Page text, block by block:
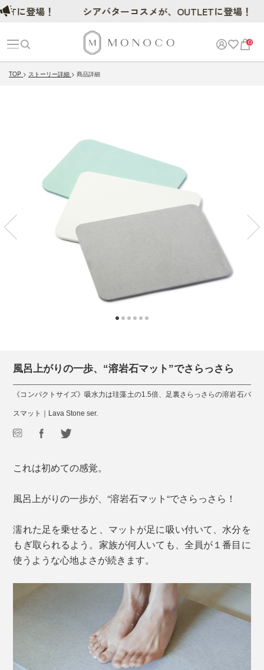
0
TOP ストーリー詳細 商品詳細
風呂上がりの一歩、“溶岩石マット”でさらっさら
《コンパクトサイズ》吸水力は珪藻土の1.5倍、足裏さらっさらの溶岩石バ
スマット｜Lava Stone ser.
これは初めての感覚。
風呂上がりの一歩が、“溶岩石マット“でさらっさら！
濡れた足を乗せると、マットが足に吸い付いて、水分を
もぎ取られるよう。家族が何人いても、全員が１番目に
使うような心地よさが続きます。
場！ シアバターコスメが、OUTLETに登場！